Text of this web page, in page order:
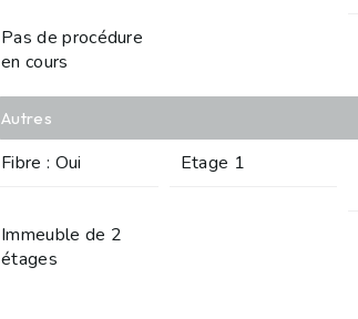
Pas de procédure
en cours
Autres
Fibre : Oui Etage 1
Immeuble de 2
étages